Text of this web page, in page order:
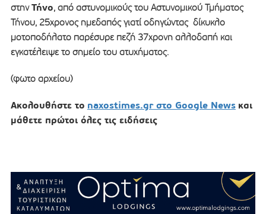
στηνΤήνο, από αστυνομικούς του Αστυνομικού Τμήματος
Τήνου, 25χρονος ημεδαπός γιατί οδηγώντας δίκυκλο
μοτοποδήλατο παρέσυρε πεζή 37χρονη αλλοδαπή και
εγκατέλειψε το σημείο του ατυχήματος.
(φωτο αρχείου)
Ακολουθήστε το naxostimes.gr στο Google News και
μάθετε πρώτοι όλες τις ειδήσεις